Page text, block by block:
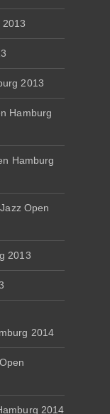
2013
Hamburg
Hamburg
Open
2013
2014
2014